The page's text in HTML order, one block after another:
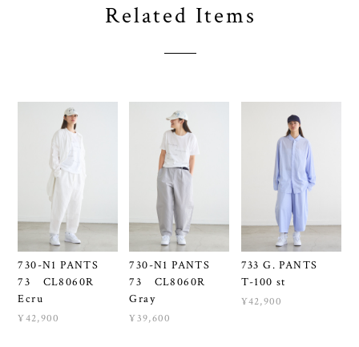
Related Items
730-N1 PANTS
73 CL8060R
Ecru
¥42,900
730-N1 PANTS
73 CL8060R
Gray
¥39,600
733 G. PANTS
T-100 st
¥42,900